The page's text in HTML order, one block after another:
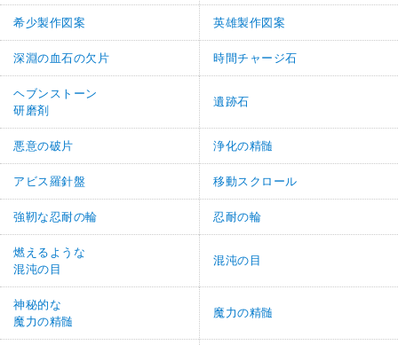
希少製作図案 英雄製作図案
深淵の血石の欠片 時間チャージ石
ヘブンストーン
研磨剤
遺跡石
悪意の破片 浄化の精髄
アビス羅針盤 移動スクロール
強靭な忍耐の輪 忍耐の輪
燃えるような
混沌の目
混沌の目
神秘的な
魔力の精髄
魔力の精髄